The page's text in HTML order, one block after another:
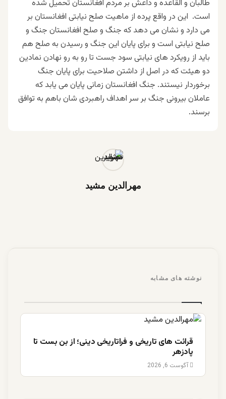
طالبان و القاعده و داعش بر مردم افغانستان تحمیل شده
است. این در واقع پرده از ماهیت صلح نیابتی افغانستان بر
می دارد و نشان می دهد که جنگ و صلح افغانستان جنگ و
صلح نیابتی است و برای پایان این جنگ و رسیدن به صلح هم
باید از رویکرد های نیابتی سود جست تا رو به رو نهادن نمادین
دو هیئت که در اصل از داشتن صلاحیت برای پایان جنگ
برخوردار نیستند. جنگ افغانستان زمانی پایان می یابد که
عاملان بیرونی جنگ بر سر اهداف راهبردی شان باهم به توافق
برسند.
مهرالدین مشید
نوشته های مشابه
قرائت های تاریخی و فراتاریخی دینی؛ از بن بست تا
پادزهر
آگوست 6, 2026